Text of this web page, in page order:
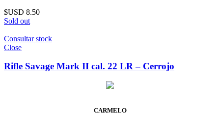
$USD 8.50
Sold out
Consultar stock
Close
Rifle Savage Mark II cal. 22 LR – Cerrojo
CARMELO